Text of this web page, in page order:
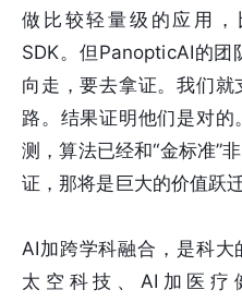
做比较轻量级的应用
SDK。但PanopticAI的
向走，要去拿证。我们
路。结果证明他们是对
测，算法已经和“金标准”
证，那将是巨大的价值跃迁
AI加跨学科融合，是科
太空科技、AI加医疗